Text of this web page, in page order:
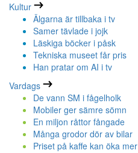
Kultur
Älgarna är tillbaka i tv
Samer tävlade i jojk
Läskiga böcker i påsk
Tekniska museet får pris
Han pratar om AI i tv
Vardags
De vann SM i fågelholk
Mobiler ger sämre sömn
En miljon råttor fångade
Många grodor dör av bilar
Priset på kaffe kan öka mer